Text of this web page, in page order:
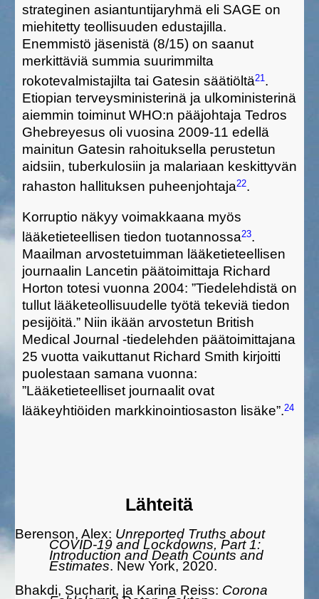
strateginen asiantuntijaryhmä eli SAGE on
miehitetty teollisuuden edustajilla.
Enemmistö jäsenistä (8/15) on saanut
merkittäviä summia suurimmilta
rokotevalmistajilta tai Gatesin säätiöltä21.
Etiopian terveysministerinä ja ulkoministerinä
aiemmin toiminut WHO:n pääjohtaja Tedros
Ghebreyesus oli vuosina 2009-11 edellä
mainitun Gatesin rahoituksella perustetun
aidsiin, tuberkulosiin ja malariaan keskittyvän
rahaston hallituksen puheenjohtaja22.
Korruptio näkyy voimakkaana myös
lääketieteellisen tiedon tuotannossa23.
Maailman arvostetuimman lääketieteellisen
journaalin Lancetin päätoimittaja Richard
Horton totesi vuonna 2004: ”Tiedelehdistä on
tullut lääketeollisuude lle työtä tekeviä tiedon
pesijöitä.” Niin ikään arvostetun British
Medical Journal -tiedelehden päätoimittajana
25 vuotta vaikuttanut Richard Smith kirjoitti
puolestaan samana vuonna:
”Lääketieteelliset journaalit ovat
lääkeyhtiöiden markkinointiosaston lisäke”.24
Lähteitä
Berenson, Alex: Unreported Truths about
COVID-19 and Lockdowns, Part 1:
Introduction and Death Counts and
Estimates. New York, 2020.
Bhakdi, Sucharit, ja Karina Reiss: Corona